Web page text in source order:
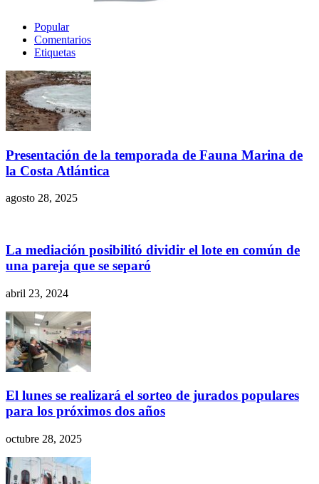
Popular
Comentarios
Etiquetas
Presentación de la temporada de Fauna Marina de
la Costa Atlántica
agosto 28, 2025
La mediación posibilitó dividir el lote en común de
una pareja que se separó
abril 23, 2024
El lunes se realizará el sorteo de jurados populares
para los próximos dos años
octubre 28, 2025